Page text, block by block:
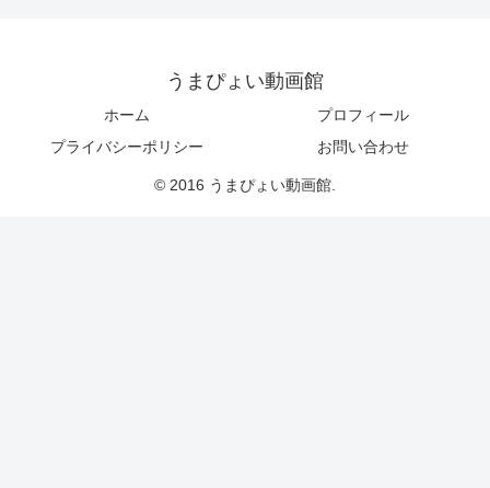
うまぴょい動画館
ホーム
プロフィール
プライバシーポリシー
お問い合わせ
© 2016 うまぴょい動画館.